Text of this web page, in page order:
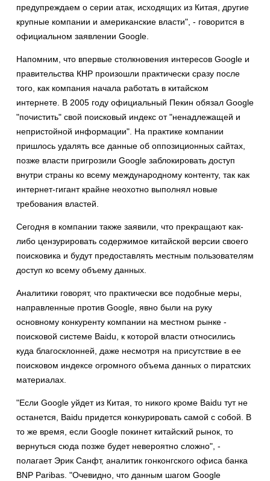
предупреждаем о серии атак, исходящих из Китая, другие
крупные компании и американские власти", - говорится в
официальном заявлении Google.
Напомним, что впервые столкновения интересов Google и
правительства КНР произошли практически сразу после
того, как компания начала работать в китайском
интернете. В 2005 году официальный Пекин обязал Google
"почистить" свой поисковый индекс от "ненадлежащей и
непристойной информации". На практике компании
пришлось удалять все данные об оппозиционных сайтах,
позже власти пригрозили Google заблокировать доступ
внутри страны ко всему международному контенту, так как
интернет-гигант крайне неохотно выполнял новые
требования властей.
Сегодня в компании также заявили, что прекращают как-
либо цензурировать содержимое китайской версии своего
поисковика и будут предоставлять местным пользователям
доступ ко всему объему данных.
Аналитики говорят, что практически все подобные меры,
направленные против Google, явно были на руку
основному конкуренту компании на местном рынке -
поисковой системе Baidu, к которой власти относились
куда благосклонней, даже несмотря на присутствие в ее
поисковом индексе огромного объема данных о пиратских
материалах.
"Если Google уйдет из Китая, то никого кроме Baidu тут не
останется, Baidu придется конкурировать самой с собой. В
то же время, если Google покинет китайский рынок, то
вернуться сюда позже будет невероятно сложно", -
полагает Эрик Санфт, аналитик гонконгского офиса банка
BNP Paribas. "Очевидно, что данным шагом Google